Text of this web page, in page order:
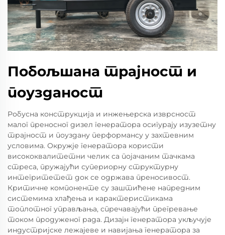
Побољшана трајност и
поузданост
Робусна конструкција и инжењерска изврсност
малог преносног дизел генератора осигурају изузетну
трајност и поуздану перформансу у захтевним
условима. Окружје генератора користи
висококвалитетни челик са појачаним тачкама
стреса, пружајући супериорну структурну
интегритетет док се одржава преносивост.
Критичне компоненте су заштићене напредним
системима хлађења и карактеристикама
топлотног управљања, спречавајући прегревање
током продуженог рада. Дизајн генератора укључује
индустријске лежајеве и навијања генератора за